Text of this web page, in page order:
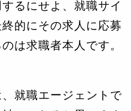
るにせよ、就職サイ
的にその求人に応募
は求職者本人です。
就職エージェントで